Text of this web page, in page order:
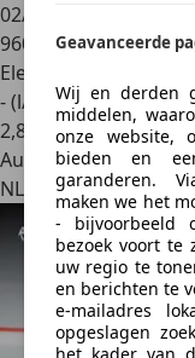
02/2023
960 km
Elektro/Benzine
- (l/100 km)
2,8
Autobedrijf
NL 3447 GKWoerden
Geavanceerde
Wij en derden
middelen,
onze website,
bieden en
garanderen.
maken we het
- bijvoorbeeld
bezoek voort te
uw regio te
en berichten te
e-mailadres
opgeslagen
het kader van